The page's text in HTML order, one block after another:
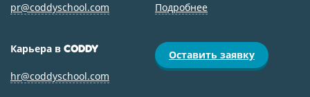
pr@coddyschool.com Подробнее
Карьера в CODDY
hr@coddyschool.com
Оставить заявку